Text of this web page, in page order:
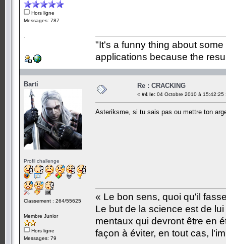
Hors ligne
Messages: 787
"It's a funny thing about
applications because the
Barti
Profil challenge
Classement : 264/55625
Membre Junior
Hors ligne
Messages: 79
Re : CRACKING
« #4 le: 04 Octobre 2010 à 15:42:25
Asteriksme, si tu sais pas ou mettre ton
« Le bon sens, quoi qu'il
Le but de la science est de
mentaux qui devront être en
façon à éviter, en tout cas,